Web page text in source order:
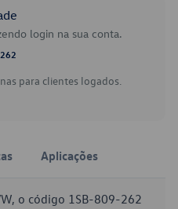
login na sua conta.
para clientes logados.
Aplicações
o código 1SB-809-262